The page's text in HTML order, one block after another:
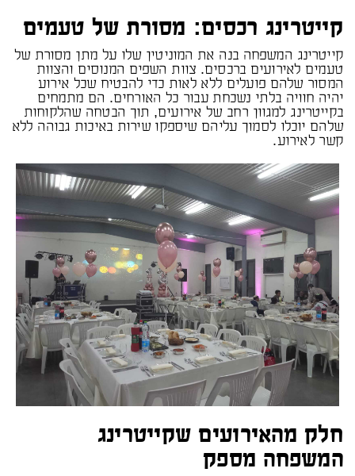
קייטרינג רכסים: מסורת של טעמים
קייטרינג המשפחה בנה את המוניטין שלו על מתן מסורת של
טעמים לאירועים ברכסים. צוות השפים המנוסים והצוות
המסור שלהם פועלים ללא לאות כדי להבטיח שכל אירוע
יהיה חוויה בלתי נשכחת עבור כל האורחים. הם מתמחים
בקייטרינג למגוון רחב של אירועים, תוך הבטחה שהלקוחות
שלהם יוכלו לסמוך עליהם שיספקו שירות באיכות גבוהה ללא
קשר לאירוע.
חלק מהאירועים שקייטרינג
המשפחה מספק